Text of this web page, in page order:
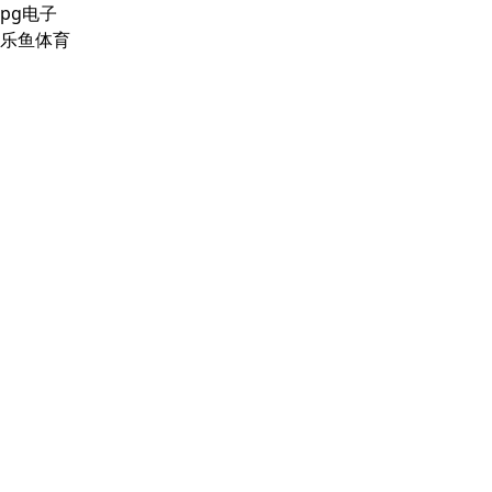
pg电子
乐鱼体育